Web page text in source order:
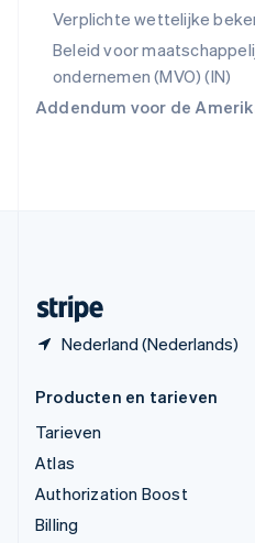
Verplichte wettelijke
Beleid voor
ondernemen (MVO) (IN)
Addendum voor de
Nederland (Nederlands)
English
Vasteland van China
简体中文English
English
Producten en tarieven
Tarieven
Atlas
Authorization Boost
Billing